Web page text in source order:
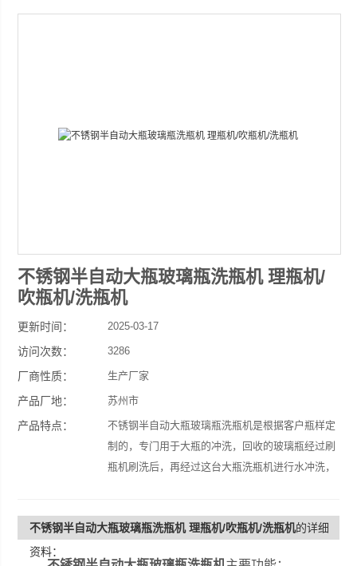
不锈钢半自动大瓶玻璃瓶洗瓶机 理瓶机/
吹瓶机/洗瓶机
更新时间： 2025-03-17
访问次数： 3286
厂商性质： 生产厂家
产品厂地： 苏州市
产品特点：
不锈钢半自动大瓶玻璃瓶洗瓶机是根据客户瓶样定
制的，专门用于大瓶的冲洗，回收的玻璃瓶经过刷
瓶机刷洗后，再经过这台大瓶洗瓶机进行水冲洗，
不锈钢半自动大瓶玻璃瓶洗瓶机 理瓶机/吹瓶机/洗瓶机的详细
资料：